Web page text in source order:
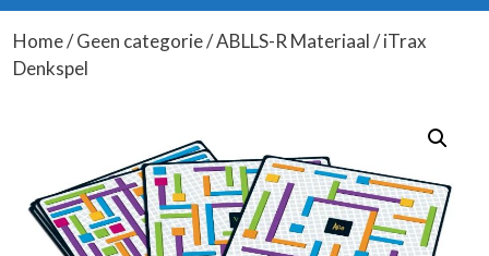
Home/Geen categorie/ABLLS-R Materiaal/ iTrax
Denkspel